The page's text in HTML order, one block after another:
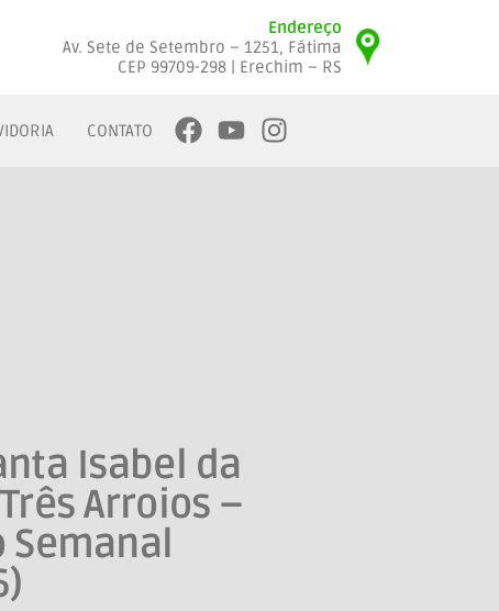
Endereço
Av. Sete de Setembro – 1251, Fátima
CEP 99709-298 | Erechim – RS
CONTATO
Isabel da
Arroios –